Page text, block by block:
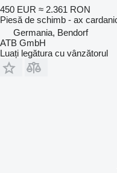
450 EUR ≈ 2.361 RON
Piesă de schimb - ax
Germania, Bendorf
ATB GmbH
Luați legătura cu vânzătorul